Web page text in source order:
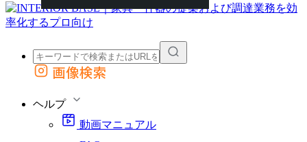
外部サイトの商品をカートに追加
画像検索
ヘルプ
動画マニュアル